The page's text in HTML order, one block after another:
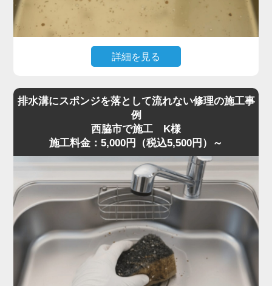
す。このような症状があれば、お早めに水道の達人へご相
談ください。
詳細を見る
ボゴボ音が出る」とのご相談でした。
訪問し確認すると、S字トラップの内部に米粒・麺類の細
片が残り、油脂と混ざって固着していました。
S字トラップは構造上ゴミが溜まりやすく、一度固まると
空気の抜けが悪くなり、臭気が逆流することがあります。
トラップを分解し内部を洗浄、蛇腹ホースの油膜も除去し
て流路を確保しました。
作業は50分ほどで完了し、「最短即日で対応してくれた」
「明朗会計で助かった」とご満足いただきました。
悪臭・ゴボゴボ音は詰まりの代表的サインです。少しでも
異常を感じたら水道の達人へ早めにご相談ください。
排水溝にスポンジを落として流れない修理の施工事
例
西脇市で施工 K様
施工料金：5,000円（税込5,500円）～